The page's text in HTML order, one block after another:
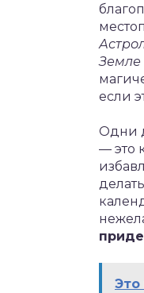
Земле
если
Одни
— это
Это